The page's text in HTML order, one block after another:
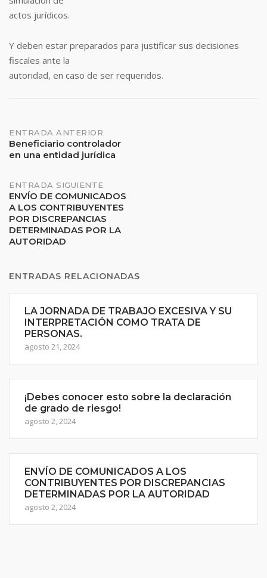
actos jurídicos.
Y deben estar preparados para justificar sus decisiones
fiscales ante la
autoridad, en caso de ser requeridos.
Navegación
de
entradas
ENTRADA ANTERIOR
Beneficiario controlador
en una entidad jurídica
ENTRADA SIGUIENTE
ENVÍO DE COMUNICADOS
A LOS CONTRIBUYENTES
POR DISCREPANCIAS
DETERMINADAS POR LA
AUTORIDAD
ENTRADAS RELACIONADAS
LA JORNADA DE TRABAJO EXCESIVA Y SU
INTERPRETACIÓN COMO TRATA DE
PERSONAS.
agosto 21, 2024
¡Debes conocer esto sobre la declaración
de grado de riesgo!
agosto 2, 2024
ENVÍO DE COMUNICADOS A LOS
CONTRIBUYENTES POR DISCREPANCIAS
DETERMINADAS POR LA AUTORIDAD
agosto 2, 2024